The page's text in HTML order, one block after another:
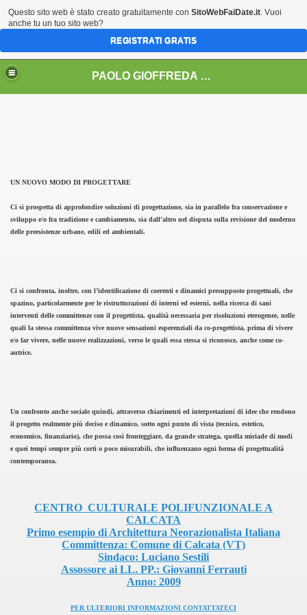
PAOLO GIOFFREDA architetto
UN NUOVO MODO DI PROGETTARE
Ci si prospetta di approfondire soluzioni di progettazione, sia in parallelo fra conservazione e
sviluppo e/o fra tradizione e cambiamento, sia dall’altro nel disputa sulla revisione del moderno
delle preesistenze urbane, edili ed ambientali.
Ci si confronta, inoltre, con l’identificazione di coerenti e dinamici presupposto progettuali, che
spazino, particolarmente per le ristrutturazioni di interni ed esterni, nella ricerca di sani
interventi delle committenze con il progettista, qualità necessaria per risoluzioni eterogenee, nelle
quali la stessa committenza vive nuove sensazioni esperenziali da co-progettista, prima di vivere
e/o far vivere, nelle nuove realizzazioni, verso le quali essa stessa si riconosce, anche come co-
autrice.
Un confronto anche sociale quindi, attraverso chiarimenti ed interpretazioni di idee che rendono
il progetto realmente più deciso e dinamico, sotto ogni punto di vista (tecnico, estetico,
economico, finanziario), che possa così fronteggiare, da grande stratega, quella miriade di modi
e quei tempi sempre più corti o poco misurabili, che influenzano ogni forma di progettualità
contemporanea.
CENTRO CULTURALE POLIFUNZIONALE A
CALCATA
Primo esempio di Architettura Neorazionalista Italiana
Committenza: Comune di Calcata (VT)
Sindaco: Luciano Sestili
Assossore ai LL. PP.: Giovanni Ferrauti
Anno: 2009
PER ULTERIORI INFORMAZIONI CONTATTATECI
Questo sito web è stato creato gratuitamente con SitoWebFaiDate.it. Vuoi
anche tu un tuo sito web?
REGISTRATI GRATIS